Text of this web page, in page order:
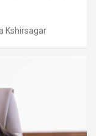
Kshirsagar